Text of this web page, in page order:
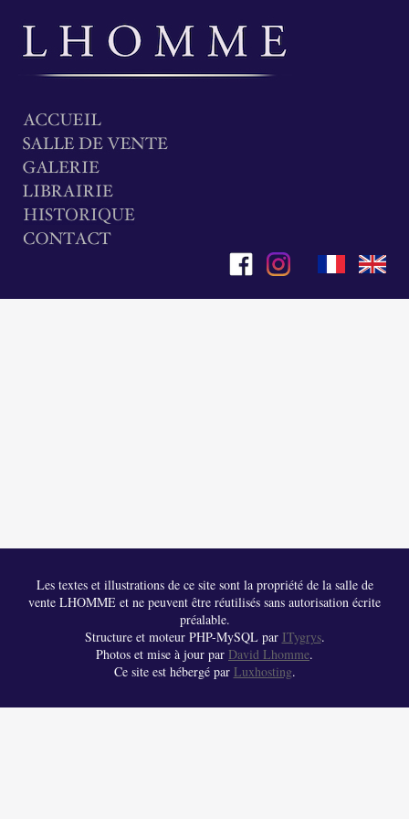
Les textes et illustrations de ce site sont la propriété de la salle de
vente LHOMME et ne peuvent être réutilisés sans autorisation écrite
préalable.
Structure et moteur PHP-MySQL par ITygrys.
Photos et mise à jour par David Lhomme.
Ce site est hébergé par Luxhosting.